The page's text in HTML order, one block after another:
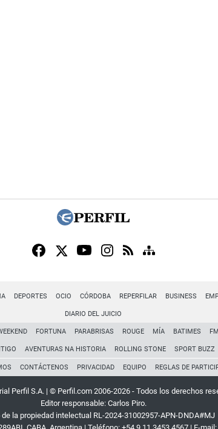
DEPORTES OCIO CÓRDOBA REPERFILAR BUSINESS
DIARIO DEL JUICIO
FORTUNA PARABRISAS ROUGE MÍA BATIMES
AVENTURAS NA HISTORIA ROLLING STONE SPORT BUZZ
CONTÁCTENOS PRIVACIDAD EQUIPO REGLAS DE
Perfil S.A. | © Perfil.com 2006-2026 - Todos los derechos
Editor responsable: Carlos Piro.
de la propiedad intelectual RL-2024-31002957-APN-DNDA#MJ